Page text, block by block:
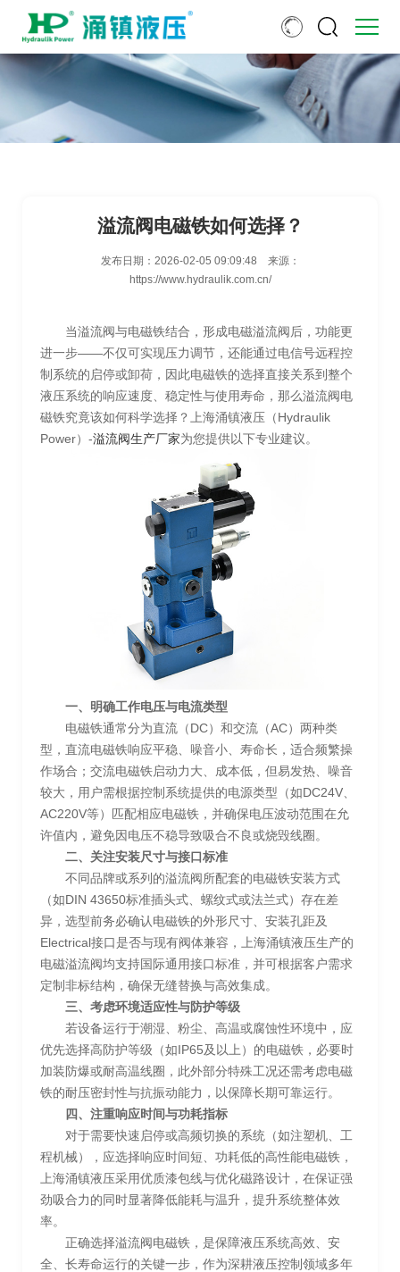
溢流阀电磁铁如何选择？
发布日期： 2026-02-05 09:09:48
来源：
https://www.hydraulik.com.cn/
当溢流阀与电磁铁结合，形成电磁溢流阀后，功能更
进一步——不仅可实现压力调节，还能通过电信号远程控
制系统的启停或卸荷，因此电磁铁的选择直接关系到整个
液压系统的响应速度、稳定性与使用寿命，那么溢流阀电
磁铁究竟该如何科学选择？上海涌镇液压（Hydraulik
Power）-溢流阀生产厂家为您提供以下专业建议。
一、明确工作电压与电流类型
电磁铁通常分为直流（DC）和交流（AC）两种类
型，直流电磁铁响应平稳、噪音小、寿命长，适合频繁操
作场合；交流电磁铁启动力大、成本低，但易发热、噪音
较大，用户需根据控制系统提供的电源类型（如DC24V、
AC220V等）匹配相应电磁铁，并确保电压波动范围在允
许值内，避免因电压不稳导致吸合不良或烧毁线圈。
二、关注安装尺寸与接口标准
不同品牌或系列的溢流阀所配套的电磁铁安装方式
（如DIN 43650标准插头式、螺纹式或法兰式）存在差
异，选型前务必确认电磁铁的外形尺寸、安装孔距及
Electrical接口是否与现有阀体兼容，上海涌镇液压生产的
电磁溢流阀均支持国际通用接口标准，并可根据客户需求
定制非标结构，确保无缝替换与高效集成。
三、考虑环境适应性与防护等级
若设备运行于潮湿、粉尘、高温或腐蚀性环境中，应
优先选择高防护等级（如IP65及以上）的电磁铁，必要时
加装防爆或耐高温线圈，此外部分特殊工况还需考虑电磁
铁的耐压密封性与抗振动能力，以保障长期可靠运行。
四、注重响应时间与功耗指标
对于需要快速启停或高频切换的系统（如注塑机、工
程机械），应选择响应时间短、功耗低的高性能电磁铁，
上海涌镇液压采用优质漆包线与优化磁路设计，在保证强
劲吸合力的同时显著降低能耗与温升，提升系统整体效
率。
正确选择溢流阀电磁铁，是保障液压系统高效、安
全、长寿命运行的关键一步，作为深耕液压控制领域多年